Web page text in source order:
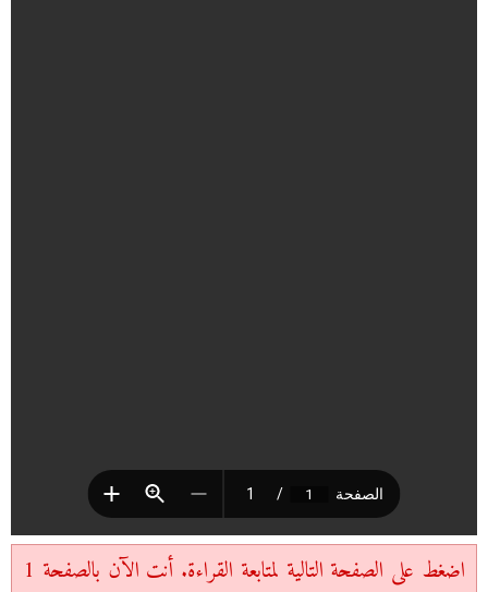
اضغط على الصفحة التالية لمتابعة القراءة. أنت الآن بالصفحة 1